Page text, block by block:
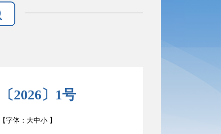
2026〕1号
体： 大中小】